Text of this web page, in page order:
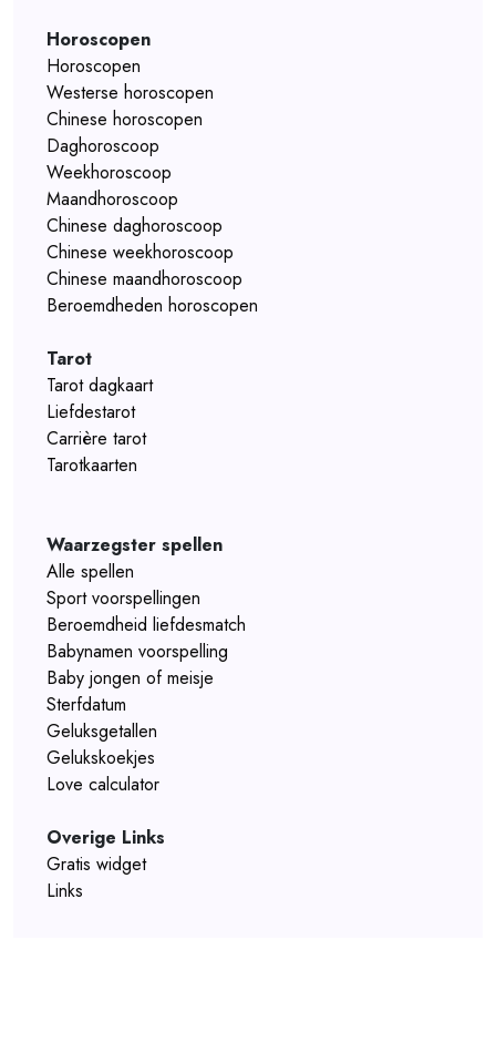
Horoscopen
Horoscopen
Westerse horoscopen
Chinese horoscopen
Daghoroscoop
Weekhoroscoop
Maandhoroscoop
Chinese daghoroscoop
Chinese weekhoroscoop
Chinese maandhoroscoop
Beroemdheden horoscopen
Tarot
Tarot dagkaart
Liefdestarot
Carrière tarot
Tarotkaarten
Waarzegster spellen
Alle spellen
Sport voorspellingen
Beroemdheid liefdesmatch
Babynamen voorspelling
Baby jongen of meisje
Sterfdatum
Geluksgetallen
Gelukskoekjes
Love calculator
Overige Links
Gratis widget
Links